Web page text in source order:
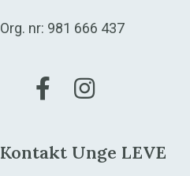
Org. nr: 981 666 437
Gå til vår Facebook
Gå til vår Instagram
Kontakt Unge LEVE